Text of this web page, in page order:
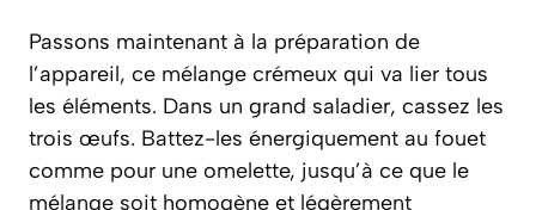
Passons maintenant à la préparation de
l’appareil, ce mélange crémeux qui va lier tous
les éléments. Dans un grand saladier, cassez les
trois œufs. Battez-les énergiquement au fouet
comme pour une omelette, jusqu’à ce que le
mélange soit homogène et légèrement